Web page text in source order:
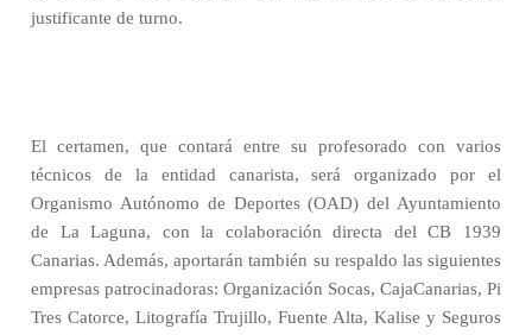
justificante de turno.
El certamen, que contará entre su profesorado con varios
técnicos de la entidad canarista, será organizado por el
Organismo Autónomo de Deportes (OAD) del Ayuntamiento
de La Laguna, con la colaboración directa del CB 1939
Canarias. Además, aportarán también su respaldo las siguientes
empresas patrocinadoras: Organización Socas, CajaCanarias, Pi
Tres Catorce, Litografía Trujillo, Fuente Alta, Kalise y Seguros